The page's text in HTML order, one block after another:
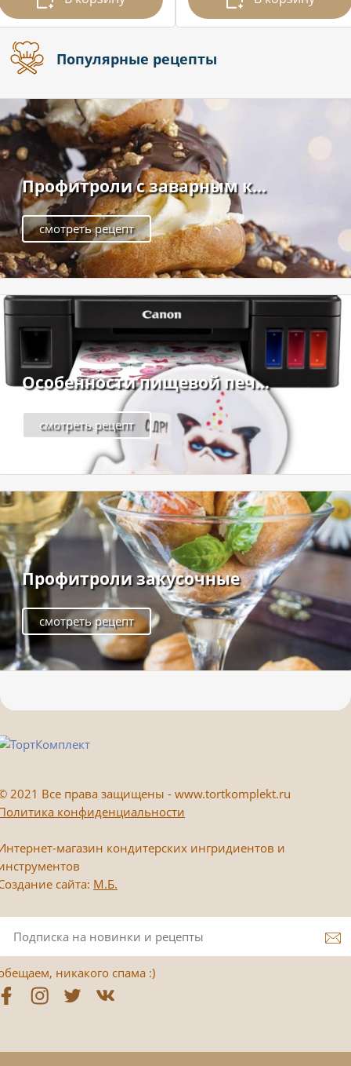
Популярные рецепты
Профитроли с заварным к...
смотреть рецепт
Особенности пищевой печ...
смотреть рецепт
Профитроли закусочные
смотреть рецепт
2021 Все права защищены - www.tortkomplekt.ru
конфиденциальности
магазин кондитерских ингридиентов и
сайта: М.Б.
никакого спама :)